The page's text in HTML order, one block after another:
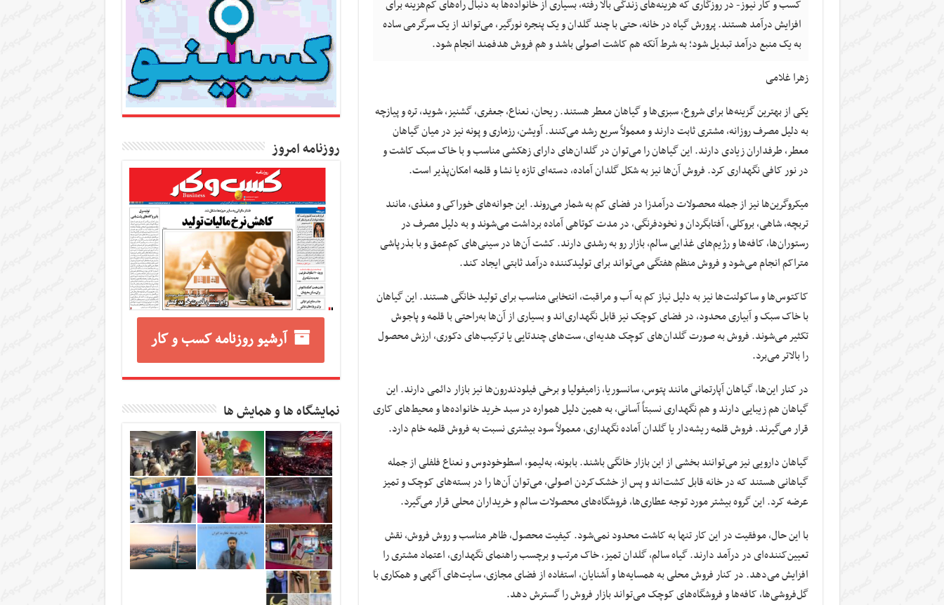
کسب و کار نیوز- در روزگاری که هزینه‌های زندگی بالا رفته، بسیاری از خانواده‌ها به دنبال راه‌های کم‌هزینه برای
افزایش درآمد هستند. پرورش گیاه در خانه، حتی با چند گلدان و یک پنجره نورگیر، می‌تواند از یک سرگرمی ساده
به یک منبع درآمد تبدیل شود؛ به شرط آنکه هم کاشت اصولی باشد و هم فروش هدفمند انجام شود.
زهرا غلامی
یکی از بهترین گزینه‌ها برای شروع، سبزی‌ها و گیاهان معطر هستند. ریحان، نعناع، جعفری، گشنیز، شوید، تره و پیازچه
به دلیل مصرف روزانه، مشتری ثابت دارند و معمولاً سریع رشد می‌کنند. آویشن، رزماری و پونه نیز در میان گیاهان
معطر، طرفداران زیادی دارند. این گیاهان را می‌توان در گلدان‌های دارای زهکشی مناسب و با خاک سبک کاشت و
در نور کافی نگهداری کرد. فروش آن‌ها نیز به شکل گلدان آماده، دسته‌ای تازه یا نشا و قلمه امکان‌پذیر است.
میکروگرین‌ها نیز از جمله محصولات درآمدزا در فضای کم به شمار می‌روند. این جوانه‌های خوراکی و مغذی، مانند
تربچه، شاهی، بروکلی، آفتابگردان و نخودفرنگی، در مدت کوتاهی آماده برداشت می‌شوند و به دلیل مصرف در
رستوران‌ها، کافه‌ها و رژیم‌های غذایی سالم، بازار رو به رشدی دارند. کشت آن‌ها در سینی‌های کم‌عمق و با بذرپاشی
متراکم انجام می‌شود و فروش منظم هفتگی می‌تواند برای تولیدکننده درآمد ثابتی ایجاد کند.
کاکتوس‌ها و ساکولنت‌ها نیز به دلیل نیاز کم به آب و مراقبت، انتخابی مناسب برای تولید خانگی هستند. این گیاهان
با خاک سبک و آبیاری محدود، در فضای کوچک نیز قابل نگهداری‌اند و بسیاری از آن‌ها به‌راحتی با قلمه و پاجوش
تکثیر می‌شوند. فروش به صورت گلدان‌های کوچک هدیه‌ای، ست‌های چندتایی یا ترکیب‌های دکوری، ارزش محصول
را بالاتر می‌برد.
در کنار این‌ها، گیاهان آپارتمانی مانند پتوس، سانسوریا، زامیفولیا و برخی فیلودندرون‌ها نیز بازار دائمی دارند. این
گیاهان هم زیبایی دارند و هم نگهداری نسبتاً آسانی، به همین دلیل همواره در سبد خرید خانواده‌ها و محیط‌های کاری
قرار می‌گیرند. فروش قلمه ریشه‌دار یا گلدان آماده نگهداری، معمولاً سود بیشتری نسبت به فروش قلمه خام دارد.
گیاهان دارویی نیز می‌توانند بخشی از این بازار خانگی باشند. بابونه، به‌لیمو، اسطوخودوس و نعناع فلفلی از جمله
گیاهانی هستند که در خانه قابل کشت‌اند و پس از خشک‌کردن اصولی، می‌توان آن‌ها را در بسته‌های کوچک و تمیز
عرضه کرد. این گروه بیشتر مورد توجه عطاری‌ها، فروشگاه‌های محصولات سالم و خریداران محلی قرار می‌گیرد.
با این حال، موفقیت در این کار تنها به کاشت محدود نمی‌شود. کیفیت محصول، ظاهر مناسب و روش فروش، نقش
تعیین‌کننده‌ای در درآمد دارند. گیاه سالم، گلدان تمیز، خاک مرتب و برچسب راهنمای نگهداری، اعتماد مشتری را
افزایش می‌دهد. در کنار فروش محلی به همسایه‌ها و آشنایان، استفاده از فضای مجازی، سایت‌های آگهی و همکاری با
گل‌فروشی‌ها، کافه‌ها و فروشگاه‌های کوچک می‌تواند بازار فروش را گسترش دهد.
روزنامه امروز
آرشیو روزنامه کسب و کار
نمایشگاه ها و همایش ها